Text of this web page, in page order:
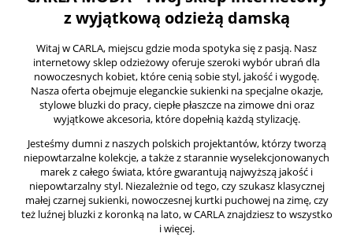
z wyjątkową odzieżą damską
Witaj w CARLA, miejscu gdzie moda spotyka się z pasją. Nasz
internetowy sklep odzieżowy oferuje szeroki wybór ubrań dla
nowoczesnych kobiet, które cenią sobie styl, jakość i wygodę.
Nasza oferta obejmuje eleganckie sukienki na specjalne okazje,
stylowe bluzki do pracy, ciepłe płaszcze na zimowe dni oraz
wyjątkowe akcesoria, które dopełnią każdą stylizację.
Jesteśmy dumni z naszych polskich projektantów, którzy tworzą
niepowtarzalne kolekcje, a także z starannie wyselekcjonowanych
marek z całego świata, które gwarantują najwyższą jakość i
niepowtarzalny styl. Niezależnie od tego, czy szukasz klasycznej
małej czarnej sukienki, nowoczesnej kurtki puchowej na zimę, czy
też luźnej bluzki z koronką na lato, w CARLA znajdziesz to wszystko
i więcej.